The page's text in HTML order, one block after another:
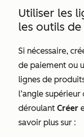
Utiliser les
les outils
Si nécessaire,
de paiement ou
lignes de
l’angle
déroulant Créer
savoir plus sur :